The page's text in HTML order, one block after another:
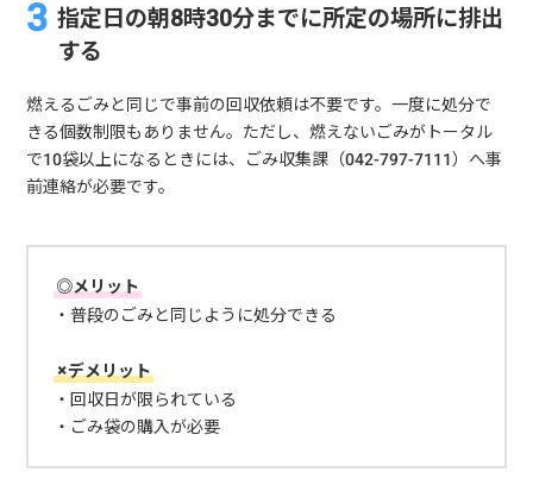
指定日の朝8時30分までに所定の場所に排出
する
燃えるごみと同じで事前の回収依頼は不要です。一度に処分で
きる個数制限もありません。ただし、燃えないごみがトータル
で10袋以上になるときには、ごみ収集課（042-797-7111）へ事
前連絡が必要です。
◎メリット
・普段のごみと同じように処分できる
×デメリット
・回収日が限られている
・ごみ袋の購入が必要